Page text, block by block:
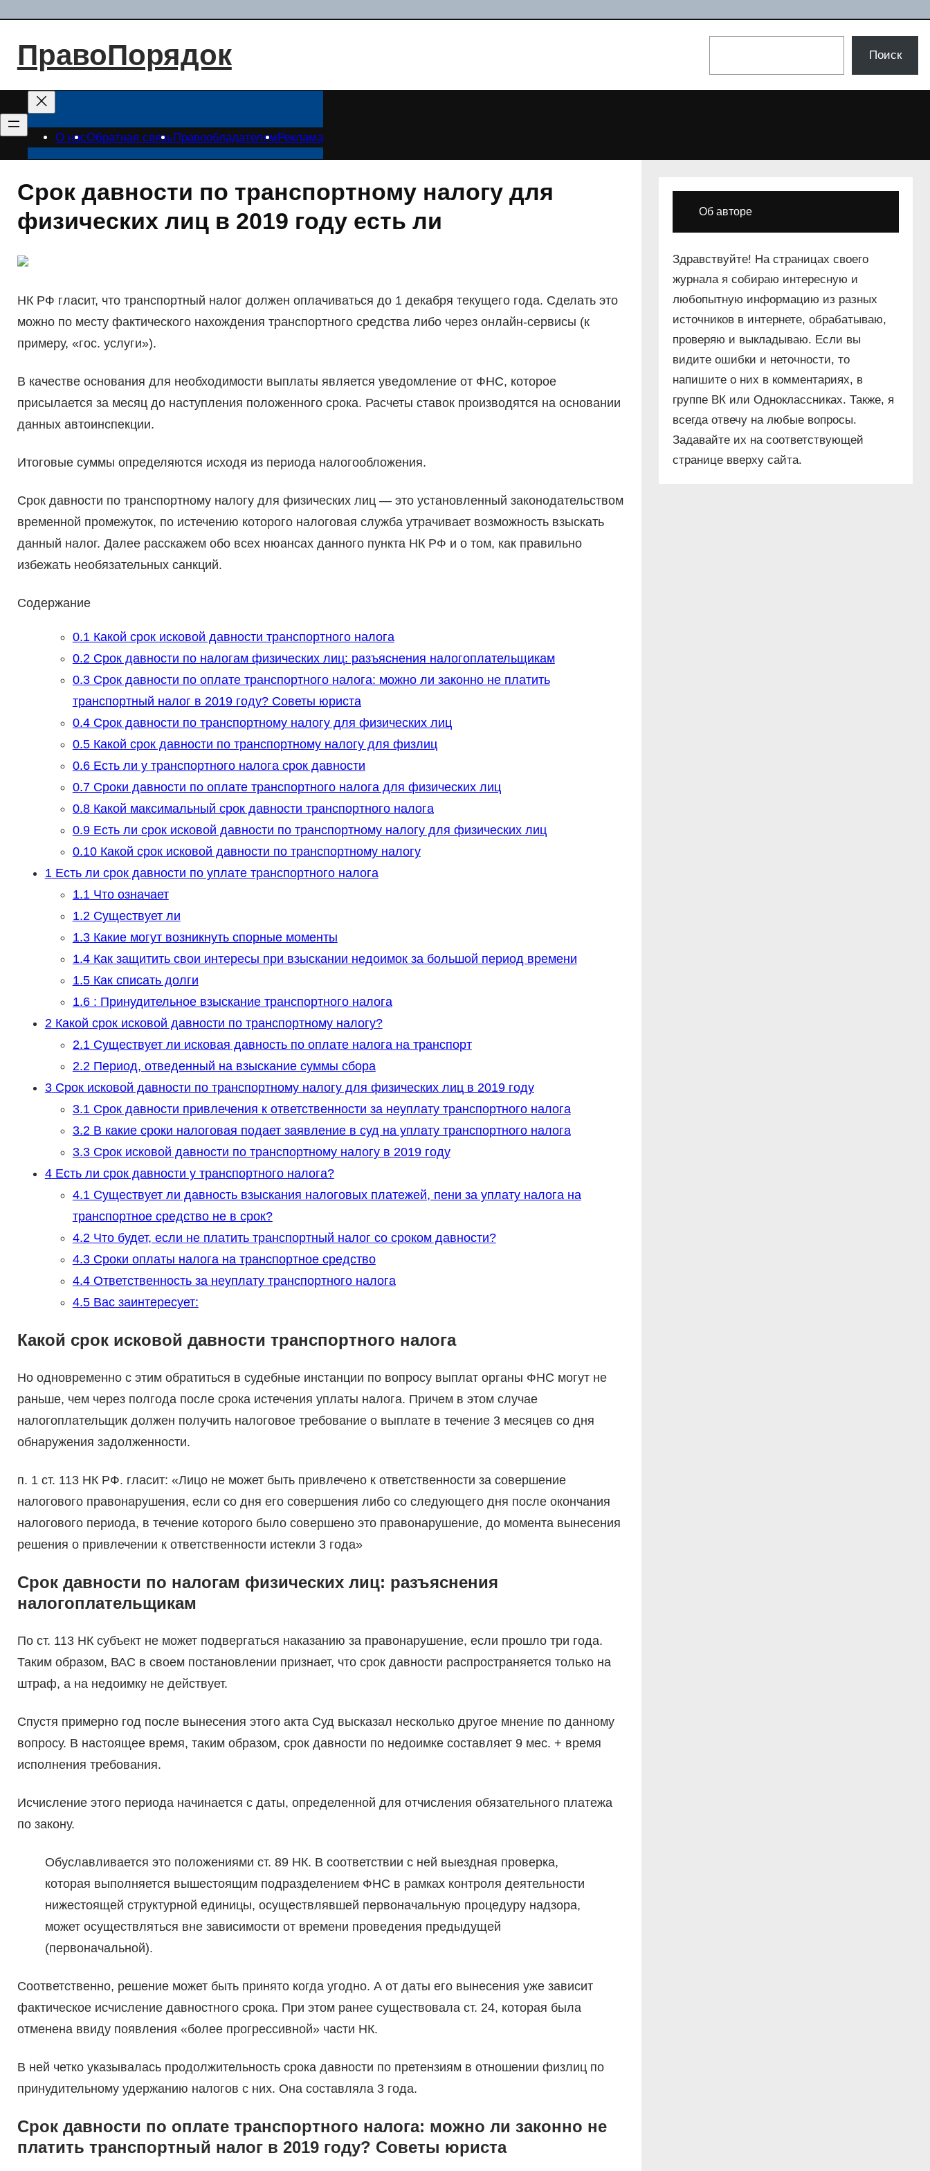
содержимому
ПравоПорядок Поиск
О насОбратная связь Правообладателям Реклама
Срок давности по транспортному налогу для
физических лиц в 2019 году есть ли
НК РФ гласит, что транспортный налог должен оплачиваться до 1 декабря текущего года. Сделать это
можно по месту фактического нахождения транспортного средства либо через онлайн-сервисы (к
примеру, «гос. услуги»).
В качестве основания для необходимости выплаты является уведомление от ФНС, которое
присылается за месяц до наступления положенного срока. Расчеты ставок производятся на основании
данных автоинспекции.
Итоговые суммы определяются исходя из периода налогообложения.
Срок давности по транспортному налогу для физических лиц — это установленный законодательством
временной промежуток, по истечению которого налоговая служба утрачивает возможность взыскать
данный налог. Далее расскажем обо всех нюансах данного пункта НК РФ и о том, как правильно
избежать необязательных санкций.
Содержание
0.1Какой срок исковой давности транспортного налога
0.2Срок давности по налогам физических лиц: разъяснения налогоплательщикам
0.3Срок давности по оплате транспортного налога: можно ли законно не платить
транспортный налог в 2019 году? Советы юриста
0.4Срок давности по транспортному налогу для физических лиц
0.5Какой срок давности по транспортному налогу для физлиц
0.6Есть ли у транспортного налога срок давности
0.7Сроки давности по оплате транспортного налога для физических лиц
0.8Какой максимальный срок давности транспортного налога
0.9Есть ли срок исковой давности по транспортному налогу для физических лиц
0.10Какой срок исковой давности по транспортному налогу
1Есть ли срок давности по уплате транспортного налога
1.1Что означает
1.2Существует ли
1.3Какие могут возникнуть спорные моменты
1.4Как защитить свои интересы при взыскании недоимок за большой период времени
1.5Как списать долги
1.6: Принудительное взыскание транспортного налога
2Какой срок исковой давности по транспортному налогу?
2.1Существует ли исковая давность по оплате налога на транспорт
2.2Период, отведенный на взыскание суммы сбора
3Срок исковой давности по транспортному налогу для физических лиц в 2019 году
3.1Срок давности привлечения к ответственности за неуплату транспортного налога
3.2В какие сроки налоговая подает заявление в суд на уплату транспортного налога
3.3Срок исковой давности по транспортному налогу в 2019 году
4Есть ли срок давности у транспортного налога?
4.1Существует ли давность взыскания налоговых платежей, пени за уплату налога на
транспортное средство не в срок?
4.2Что будет, если не платить транспортный налог со сроком давности?
4.3Сроки оплаты налога на транспортное средство
4.4Ответственность за неуплату транспортного налога
4.5Вас заинтересует:
Какой срок исковой давности транспортного налога
Но одновременно с этим обратиться в судебные инстанции по вопросу выплат органы ФНС могут не
раньше, чем через полгода после срока истечения уплаты налога. Причем в этом случае
налогоплательщик должен получить налоговое требование о выплате в течение 3 месяцев со дня
обнаружения задолженности.
п. 1 ст. 113 НК РФ. гласит: «Лицо не может быть привлечено к ответственности за совершение
налогового правонарушения, если со дня его совершения либо со следующего дня после окончания
налогового периода, в течение которого было совершено это правонарушение, до момента вынесения
решения о привлечении к ответственности истекли 3 года»
Срок давности по налогам физических лиц: разъяснения
налогоплательщикам
По ст. 113 НК субъект не может подвергаться наказанию за правонарушение, если прошло три года.
Таким образом, ВАС в своем постановлении признает, что срок давности распространяется только на
штраф, а на недоимку не действует.
Спустя примерно год после вынесения этого акта Суд высказал несколько другое мнение по данному
вопросу. В настоящее время, таким образом, срок давности по недоимке составляет 9 мес. + время
исполнения требования.
Исчисление этого периода начинается с даты, определенной для отчисления обязательного платежа
по закону.
Обуславливается это положениями ст. 89 НК. В соответствии с ней выездная проверка,
которая выполняется вышестоящим подразделением ФНС в рамках контроля деятельности
нижестоящей структурной единицы, осуществлявшей первоначальную процедуру надзора,
может осуществляться вне зависимости от времени проведения предыдущей
(первоначальной).
Соответственно, решение может быть принято когда угодно. А от даты его вынесения уже зависит
фактическое исчисление давностного срока. При этом ранее существовала ст. 24, которая была
отменена ввиду появления «более прогрессивной» части НК.
В ней четко указывалась продолжительность срока давности по претензиям в отношении физлиц по
принудительному удержанию налогов с них. Она составляла 3 года.
Срок давности по оплате транспортного налога: можно ли законно не
платить транспортный налог в 2019 году? Советы юриста
Об авторе
Здравствуйте! На страницах своего
журнала я собираю интересную и
любопытную информацию из разных
источников в интернете, обрабатываю,
проверяю и выкладываю. Если вы
видите ошибки и неточности, то
напишите о них в комментариях, в
группе ВК или Одноклассниках. Также, я
всегда отвечу на любые вопросы.
Задавайте их на соответствующей
странице вверху сайта.